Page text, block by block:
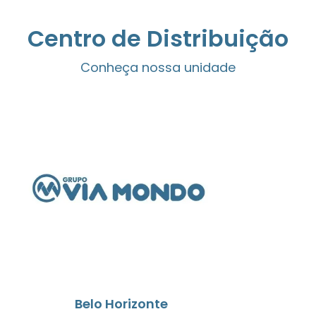
Centro de Distribuição
Conheça nossa unidade
Belo Horizonte